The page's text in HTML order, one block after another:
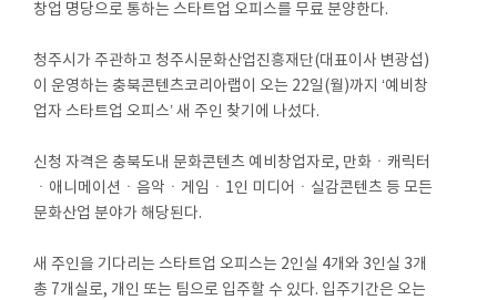
창업 명당으로 통하는 스타트업 오피스를 무료 분양한다.
청주시가 주관하고 청주시문화산업진흥재단(대표이사 변광섭)
이 운영하는 충북콘텐츠코리아랩이 오는 22일(월)까지 ‘예비창
업자 스타트업 오피스’ 새 주인 찾기에 나섰다.
신청 자격은 충북도내 문화콘텐츠 예비창업자로, 만화ㆍ캐릭터
ㆍ애니메이션ㆍ음악ㆍ게임ㆍ1인 미디어ㆍ실감콘텐츠 등 모든
문화산업 분야가 해당된다.
새 주인을 기다리는 스타트업 오피스는 2인실 4개와 3인실 3개
총 7개실로, 개인 또는 팀으로 입주할 수 있다. 입주기간은 오는